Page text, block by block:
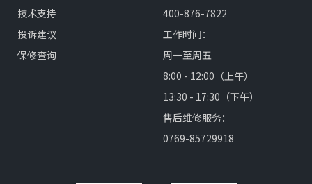
技术支持
投诉建议
保修查询
400-876-7822
工作时间：
周一至周五
8:00 - 12:00（上午）
13:30 - 17:30（下午）
售后维修服务：
0769-85729918